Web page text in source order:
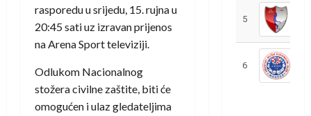
rasporedu u srijedu, 15. rujna u
20:45 sati uz izravan prijenos
na Arena Sport televiziji.
Odlukom Nacionalnog
stožera civilne zaštite, biti će
omogućen i ulaz gledateljima
5
6